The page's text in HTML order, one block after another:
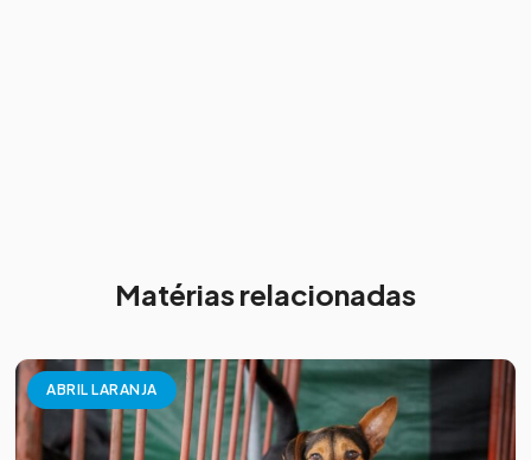
Matérias relacionadas
ABRIL LARANJA